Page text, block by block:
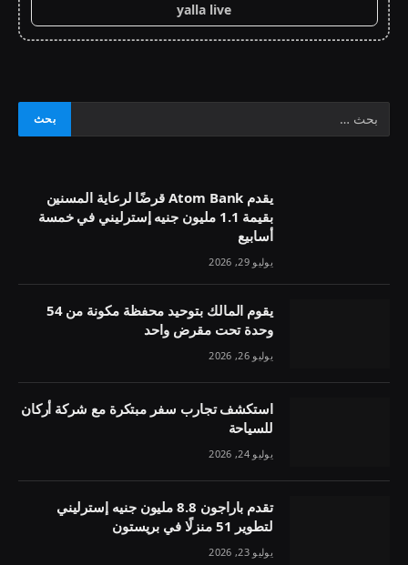
yalla live
يقدم Atom Bank قرضًا لرعاية المسنين
بقيمة 1.1 مليون جنيه إسترليني في خمسة
أسابيع
يوليو 29, 2026
يقوم المالك بتوحيد محفظة مكونة من 54
وحدة تحت مقرض واحد
يوليو 26, 2026
استكشف تجارب سفر مبتكرة مع شركة أركان
للسياحة
يوليو 24, 2026
تقدم باراجون 8.8 مليون جنيه إسترليني
لتطوير 51 منزلًا في بريستون
يوليو 23, 2026